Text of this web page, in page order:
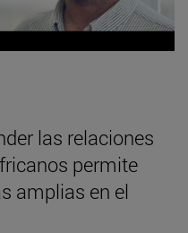
las relaciones
permite
amplias en el